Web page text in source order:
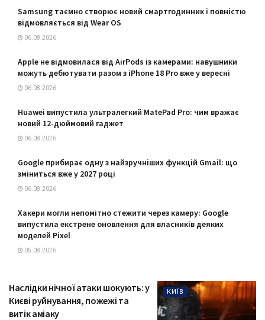
Samsung таємно створює новий смартгодинник і повністю
відмовляється від Wear OS
06.08.2026
Apple не відмовилася від AirPods із камерами: навушники
можуть дебютувати разом з iPhone 18 Pro вже у вересні
06.08.2026
Huawei випустила ультралегкий MatePad Pro: чим вражає
новий 12-дюймовий гаджет
06.08.2026
Google прибирає одну з найзручніших функцій Gmail: що
зміниться вже у 2027 році
06.08.2026
Хакери могли непомітно стежити через камеру: Google
випустила екстрене оновлення для власників деяких
моделей Pixel
05.08.2026
КИЇВ
Наслідки нічної атаки шокують: у
Києві руйнування, пожежі та
витік аміаку